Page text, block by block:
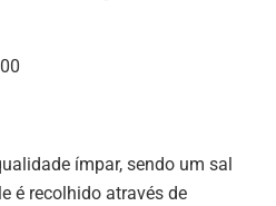
ímpar, sendo um sal
é recolhido através de